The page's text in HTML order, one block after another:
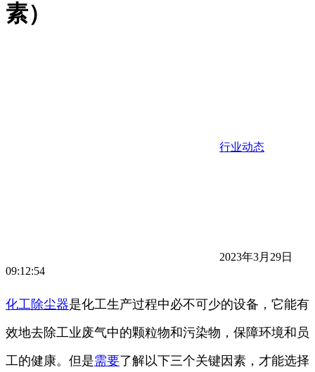
素）
行业动态
2023年3月29日
09:12:54
化工除尘器是化工生产过程中必不可少的设备，它能有
效地去除工业废气中的颗粒物和污染物，保障环境和员
工的健康。但是需要了解以下三个关键因素，才能选择